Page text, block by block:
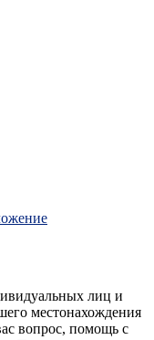
лиц и
местонахождения
вопрос, помощь с